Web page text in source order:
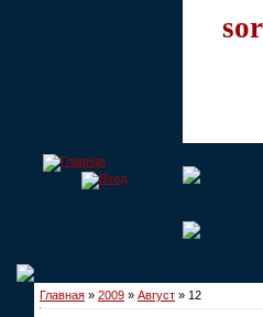
Главная » 2009 » Август » 12